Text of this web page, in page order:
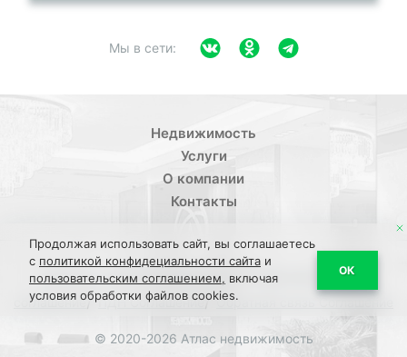
Мы в сети:
Недвижимость
Услуги
О компании
Контакты
© 2020-2026 Атлас недвижимость
Политика конфиденциальности/Пользовательское
соглашение/ПДН Соглашение/Обратная связь Соглашение
Продолжая использовать сайт, вы соглашаетесь
с политикой конфидециальности сайта и
пользовательским соглашением, включая
условия обработки файлов cookies.
ОК